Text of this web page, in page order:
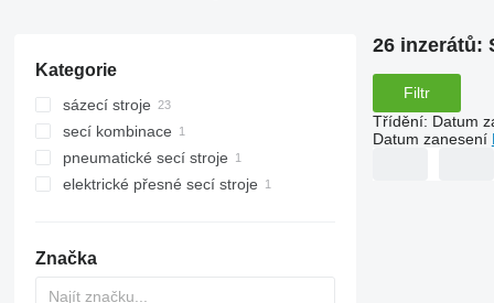
Kategorie
sázecí stroje
secí kombinace
pneumatické secí stroje
elektrické přesné secí stroje
Značka
26 inzerátů:
Filtr
Třídění: Datum
Datum zanesení